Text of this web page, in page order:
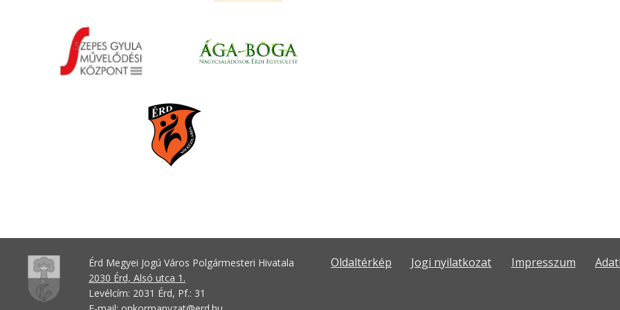
Érd Megyei Jogú Város Polgármesteri Hivatala
2030 Érd, Alsó utca 1.
Levélcím: 2031 Érd, Pf.: 31
Oldaltérkép Jogi nyilatkozat Impresszum